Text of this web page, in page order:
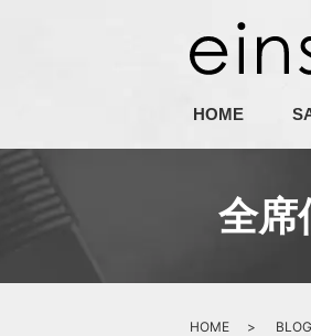
HOME
全席
HOME BLOG